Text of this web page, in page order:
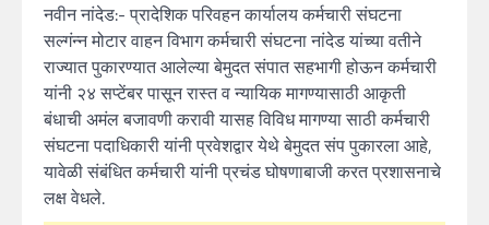
नवीन नांदेड:- प्रादेशिक परिवहन कार्यालय कर्मचारी संघटना
सल्गंन्न मोटार वाहन विभाग कर्मचारी संघटना नांदेड यांच्या वतीने
राज्यात पुकारण्यात आलेल्या बेमुदत संपात सहभागी होऊन कर्मचारी
यांनी २४ सप्टेंबर पासून रास्त व न्यायिक मागण्यासाठी आकृती
बंधाची अमंल बजावणी करावी यासह विविध मागण्या साठी कर्मचारी
संघटना पदाधिकारी यांनी प्रवेशद्वार येथे बेमुदत संप पुकारला आहे,
यावेळी संबंधित कर्मचारी यांनी प्रचंड घोषणाबाजी करत प्रशासनाचे
लक्ष वेधले.